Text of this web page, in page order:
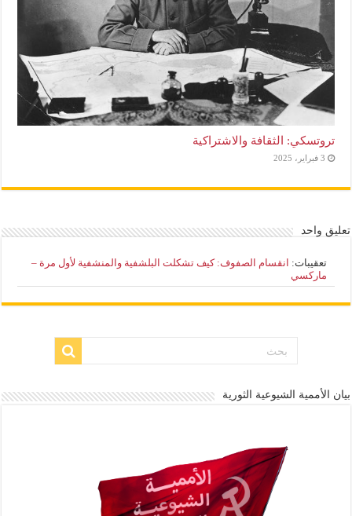
تروتسكي: الثقافة والاشتراكية
3 فبراير، 2025
تعليق واحد
تعقيبات: انقسام الصفوف: كيف تشكلت البلشفية والمنشفية لأول مرة –
ماركسي
بيان الأممية الشيوعية الثورية